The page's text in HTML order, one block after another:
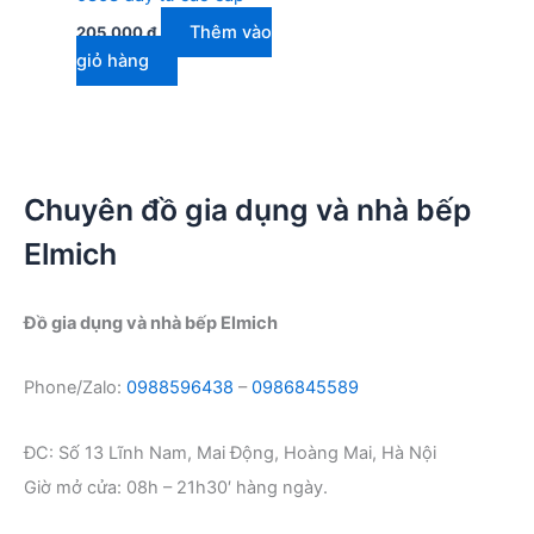
205.000₫
Thêm vào
giỏ hàng
Chuyên đồ gia dụng và nhà bếp
Elmich
Đồ gia dụng và nhà bếp Elmich
Phone/Zalo: 0988596438 –0986845589
ĐC: Số 13 Lĩnh Nam, Mai Động, Hoàng Mai, Hà Nội
Giờ mở cửa: 08h – 21h30′ hàng ngày.